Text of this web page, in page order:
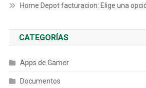
Home Depot facturacion: Elige una
CATEGORÍAS
Apps de Gamer
Documentos